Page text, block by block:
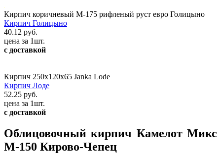
Кирпич коричневый М-175 рифленый руст евро Голицыно
Кирпич Голицыно
40.12 руб.
цена за 1шт.
с доставкой
Кирпич 250x120x65 Janka Lode
Кирпич Лоде
52.25 руб.
цена за 1шт.
с доставкой
Облицовочный кирпич Камелот Микс
М-150 Кирово-Чепец